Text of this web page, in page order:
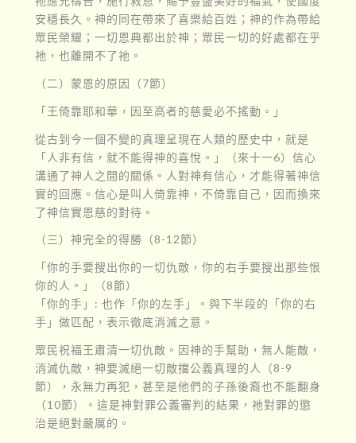
安穩長久。神的同在帶來了喜樂給百姓；神的作為帶給
眾民榮耀；一切恩典都出於神；眾民一切的好處都在乎
祂，也離開不了祂。
（二）蒙恩的原因（7節）
「王倚靠耶和華，因至高者的慈愛必不搖動。」
從古到今一個不變的真理呈現在人類的歷史中，就是
「人非有信，就不能得神的喜悅。」（來十一6）信心
溝通了神人之間的關係。人對神有信心，才能得著神信
實的回應。信心是叫人倚靠神，不倚靠自己，因而換來
了神信實恩慈的對待。
（三）神完全的得勝（8-12節）
「你的手要搜出你的一切仇敵，你的右手要搜出那些恨
你的人。」（8節）
「你的手」: 也作「你的左手」。與下半段的「你的右
手」做匹配，表示徹底消滅之意。
眾民祝福王肅清一切仇敵。因神的手幫助，無人能敵，
消滅仇敵，神要滅絕一切敵擋公義真理的人（8-9
節），永無力再犯，甚至是他們的子孫後裔也不能翻身
（10節）。這是神對罪公義審判的結果，祂對罪的懲
治是絕對嚴厲的。